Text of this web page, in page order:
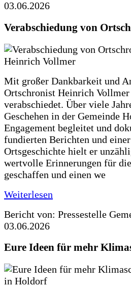
03.06.2026
Verabschiedung von
Mit großer Dankbarkeit und
Ortschronist Heinrich
verabschiedet. Über viele
Geschehen in der Gemeinde
Engagement begleitet und
fundierten Berichten und
Ortsgeschichte hielt er
wertvolle Erinnerungen für
geschaffen und einen we
Weiterlesen
Bericht von: Pressestelle
03.06.2026
Eure Ideen für mehr